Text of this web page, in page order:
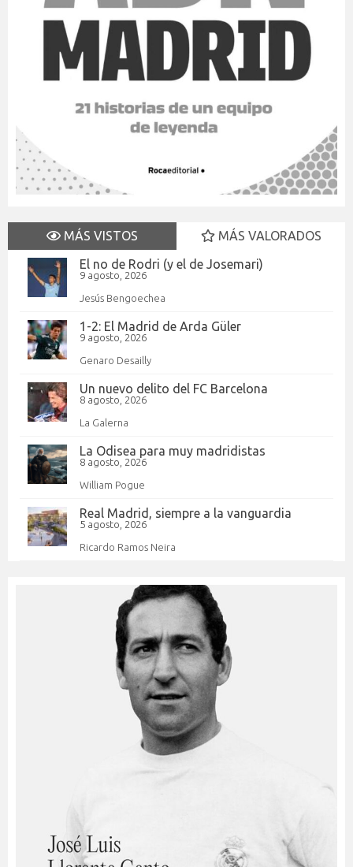
MÁS VISTOS
MÁS VALORADOS
El no de Rodri (y el de Josemari)
9 agosto, 2026
Jesús Bengoechea
1-2: El Madrid de Arda Güler
9 agosto, 2026
Genaro Desailly
Un nuevo delito del FC Barcelona
8 agosto, 2026
La Galerna
La Odisea para muy madridistas
8 agosto, 2026
William Pogue
Real Madrid, siempre a la vanguardia
5 agosto, 2026
Ricardo Ramos Neira